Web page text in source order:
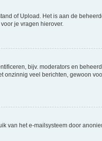
of Upload. Het is aan de
je vragen hierover.
bijv. moderators en
onzinnig veel berichten, gewoon
van het e-mailsysteem door